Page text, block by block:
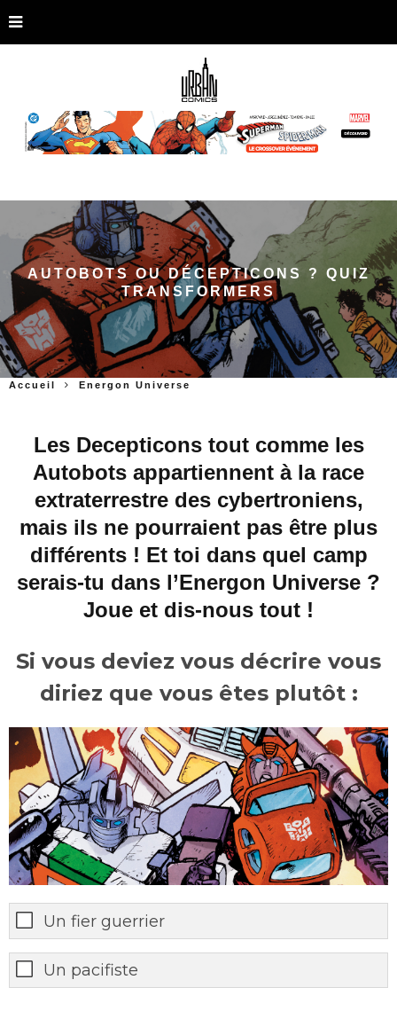
AUTOBOTS OU DÉCEPTICONS ? QUIZ
TRANSFORMERS
Accueil Energon Universe
Les Decepticons tout comme les
Autobots appartiennent à la race
extraterrestre des cybertroniens,
mais ils ne pourraient pas être plus
différents ! Et toi dans quel camp
serais-tu dans l’Energon Universe ?
Joue et dis-nous tout !
Si vous deviez vous décrire vous
diriez que vous êtes plutôt :
Un fier guerrier
Un pacifiste